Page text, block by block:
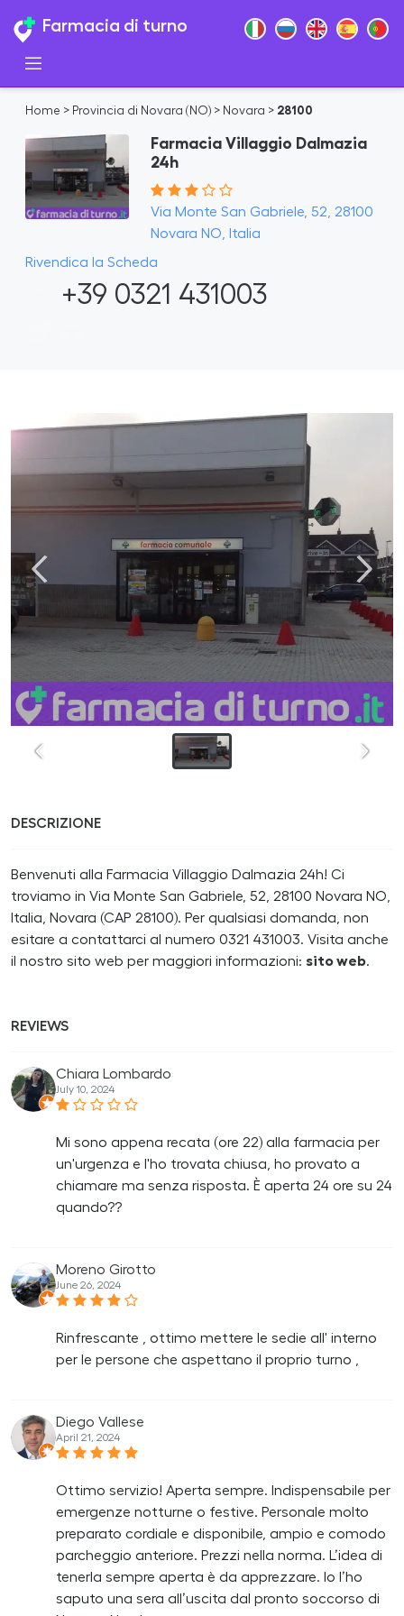
Farmacia di turno
Home > Provincia di Novara (NO) > Novara > 28100
Farmacia Villaggio Dalmazia
24h
Via Monte San Gabriele, 52, 28100
Novara NO, Italia
Rivendica la Scheda
+39 0321 431003
DESCRIZIONE
Benvenuti alla Farmacia Villaggio Dalmazia 24h! Ci
troviamo in Via Monte San Gabriele, 52, 28100 Novara NO,
Italia, Novara (CAP 28100). Per qualsiasi domanda, non
esitare a contattarci al numero 0321 431003. Visita anche
il nostro sito web per maggiori informazioni: sito web.
REVIEWS
Chiara Lombardo
July 10, 2024
Mi sono appena recata (ore 22) alla farmacia per
un'urgenza e l'ho trovata chiusa, ho provato a
chiamare ma senza risposta. È aperta 24 ore su 24
quando??
Moreno Girotto
June 26, 2024
Rinfrescante , ottimo mettere le sedie all' interno
per le persone che aspettano il proprio turno ,
Diego Vallese
April 21, 2024
Ottimo servizio! Aperta sempre. Indispensabile per
emergenze notturne o festive. Personale molto
preparato cordiale e disponibile, ampio e comodo
parcheggio anteriore. Prezzi nella norma. L’idea di
tenerla sempre aperta è da apprezzare. Io l’ho
saputo una sera all’uscita dal pronto soccorso di